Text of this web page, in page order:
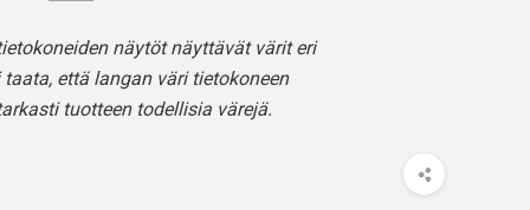
näytöt näyttävät värit eri
että langan väri tietokoneen
tuotteen todellisia värejä.